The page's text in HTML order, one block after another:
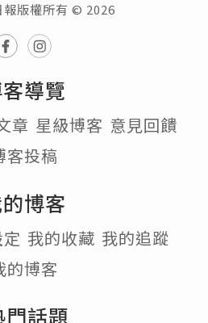
報版權所有 © 2026
導覽
章 星級博客 意見回饋
客投稿
博客
我的收藏 我的追蹤
的博客
門話題